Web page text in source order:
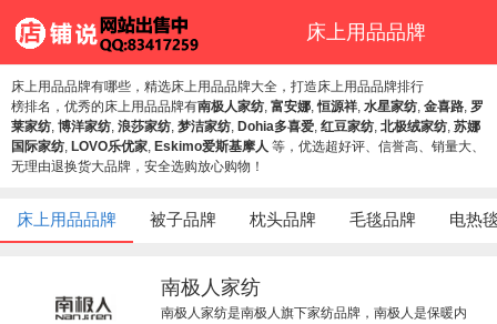
床上用品品牌
床上用品品牌有哪些，精选床上用品品牌大全，打造床上用品品牌排行
榜排名，优秀的床上用品品牌有南极人家纺, 富安娜,恒源祥, 水星家纺, 金喜路, 罗
莱家纺, 博洋家纺, 浪莎家纺, 梦洁家纺, Dohia多喜爱, 红豆家纺, 北极绒家纺, 苏娜
国际家纺, LOVO乐优家, Eskimo爱斯基摩人 等，优选超好评、信誉高、销量大、
无理由退换货大品牌，安全选购放心购物！
床上用品品牌 被子品牌 枕头品牌 毛毯品牌 电热
南极人家纺
南极人家纺是南极人旗下家纺品牌，南极人是保暖内